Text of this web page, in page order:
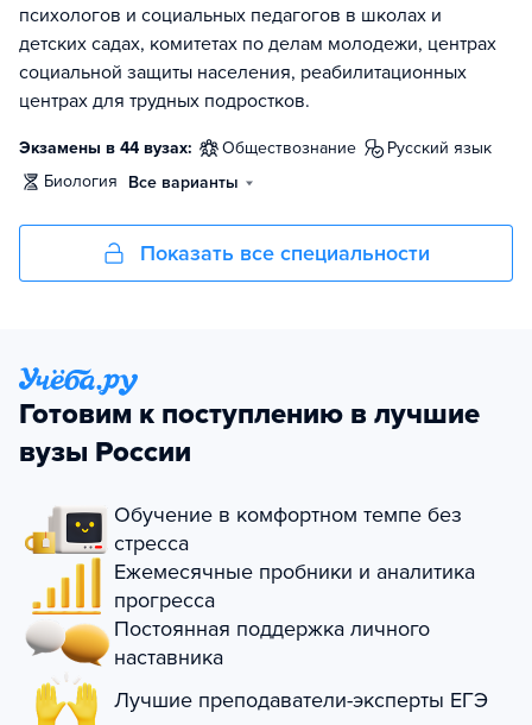
психологов и социальных педагогов в школах и
детских садах, комитетах по делам молодежи, центрах
социальной защиты населения, реабилитационных
центрах для трудных подростков.
Экзамены в 44 вузах: обществознание
русский язык
биология
Все варианты
Показать все специальности
Готовим к поступлению в лучшие
вузы России
Обучение в комфортном темпе без
стресса
Ежемесячные пробники и аналитика
прогресса
Постоянная поддержка личного
наставника
Лучшие преподаватели-эксперты ЕГЭ